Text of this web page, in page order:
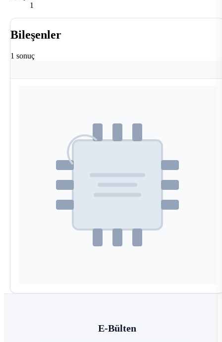
1
Bileşenler
1 sonuç
E-Bülten